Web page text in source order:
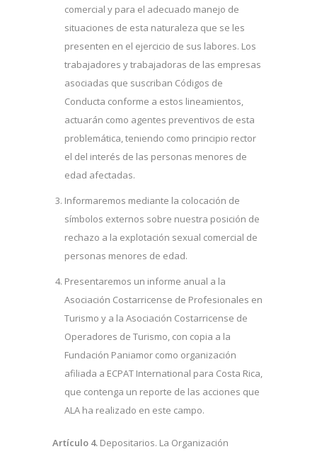
comercial y para el adecuado manejo de
situaciones de esta naturaleza que se les
presenten en el ejercicio de sus labores. Los
trabajadores y trabajadoras de las empresas
asociadas que suscriban Códigos de
Conducta conforme a estos lineamientos,
actuarán como agentes preventivos de esta
problemática, teniendo como principio rector
el del interés de las personas menores de
edad afectadas.
Informaremos mediante la colocación de
símbolos externos sobre nuestra posición de
rechazo a la explotación sexual comercial de
personas menores de edad.
Presentaremos un informe anual a la
Asociación Costarricense de Profesionales en
Turismo y a la Asociación Costarricense de
Operadores de Turismo, con copia a la
Fundación Paniamor como organización
afiliada a ECPAT International para Costa Rica,
que contenga un reporte de las acciones que
ALA ha realizado en este campo.
Artículo 4. Depositarios. La Organización